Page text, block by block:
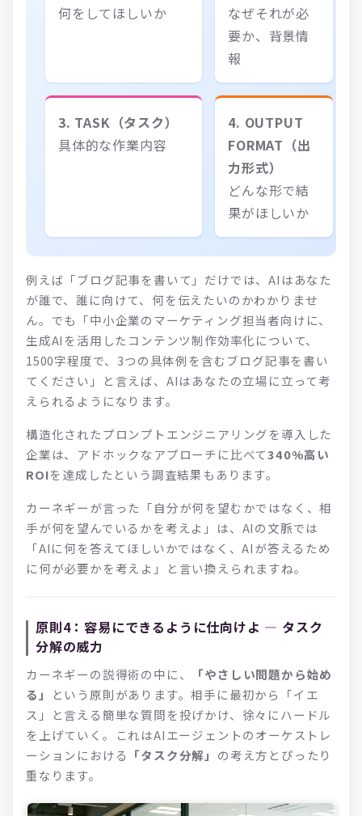
何をしてほしいか
なぜそれが必
要か、背景情
報
3. TASK（タスク）
具体的な作業内容
4. OUTPUT
FORMAT（出
力形式）
どんな形で結
果がほしいか
例えば「ブログ記事を書いて」だけでは、AIはあなた
が誰で、誰に向けて、何を伝えたいのかわかりませ
ん。でも「中小企業のマーケティング担当者向けに、
生成AIを活用したコンテンツ制作効率化について、
1500字程度で、3つの具体例を含むブログ記事を書い
てください」と言えば、AIはあなたの立場に立って考
えられるようになります。
構造化されたプロンプトエンジニアリングを導入した
企業は、アドホックなアプローチに比べて340%高い
ROIを達成したという調査結果もあります。
カーネギーが言った「自分が何を望むかではなく、相
手が何を望んでいるかを考えよ」は、AIの文脈では
「AIに何を答えてほしいかではなく、AIが答えるため
に何が必要かを考えよ」と言い換えられますね。
原則4：容易にできるように仕向けよ — タスク
分解の威力
カーネギーの説得術の中に、
「やさしい問題から始め
る」
という原則があります。相手に最初から「イエ
ス」と言える簡単な質問を投げかけ、徐々にハードル
を上げていく。これはAIエージェントのオーケストレ
ーションにおける 「タスク分解」 の考え方とぴったり
重なります。